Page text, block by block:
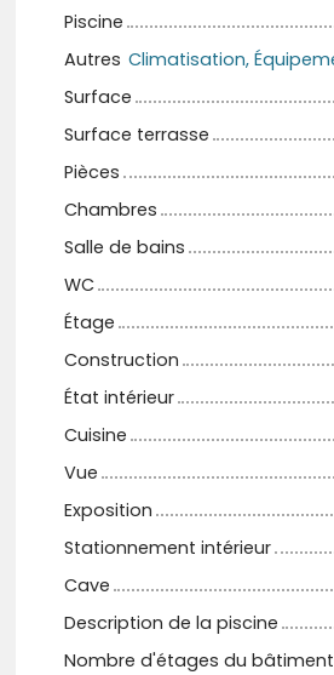
Piscine
Autres
Surface
Surface terrasse
Pièces
Chambres
Salle de bains
WC
Étage
Construction
État intérieur
Cuisine
Vue
Exposition
Stationnement intérieur
Cave
Description de la piscine
Nombre d'étages du bâtiment